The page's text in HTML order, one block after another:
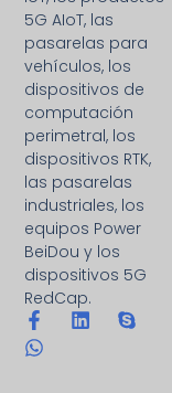
5G AIoT, las
pasarelas para
vehículos, los
dispositivos de
computación
perimetral, los
dispositivos RTK,
las pasarelas
industriales, los
equipos Power
BeiDou y los
dispositivos 5G
RedCap.